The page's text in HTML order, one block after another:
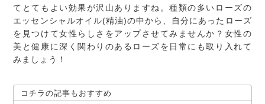
てとてもよい効果が沢山ありますね。種類の多いローズの
エッセンシャルオイル(精油)の中から、自分にあったローズ
を見つけて女性らしさをアップさせてみませんか？女性の
美と健康に深く関わりのあるローズを日常にも取り入れて
みましょう！
コチラの記事もおすすめ